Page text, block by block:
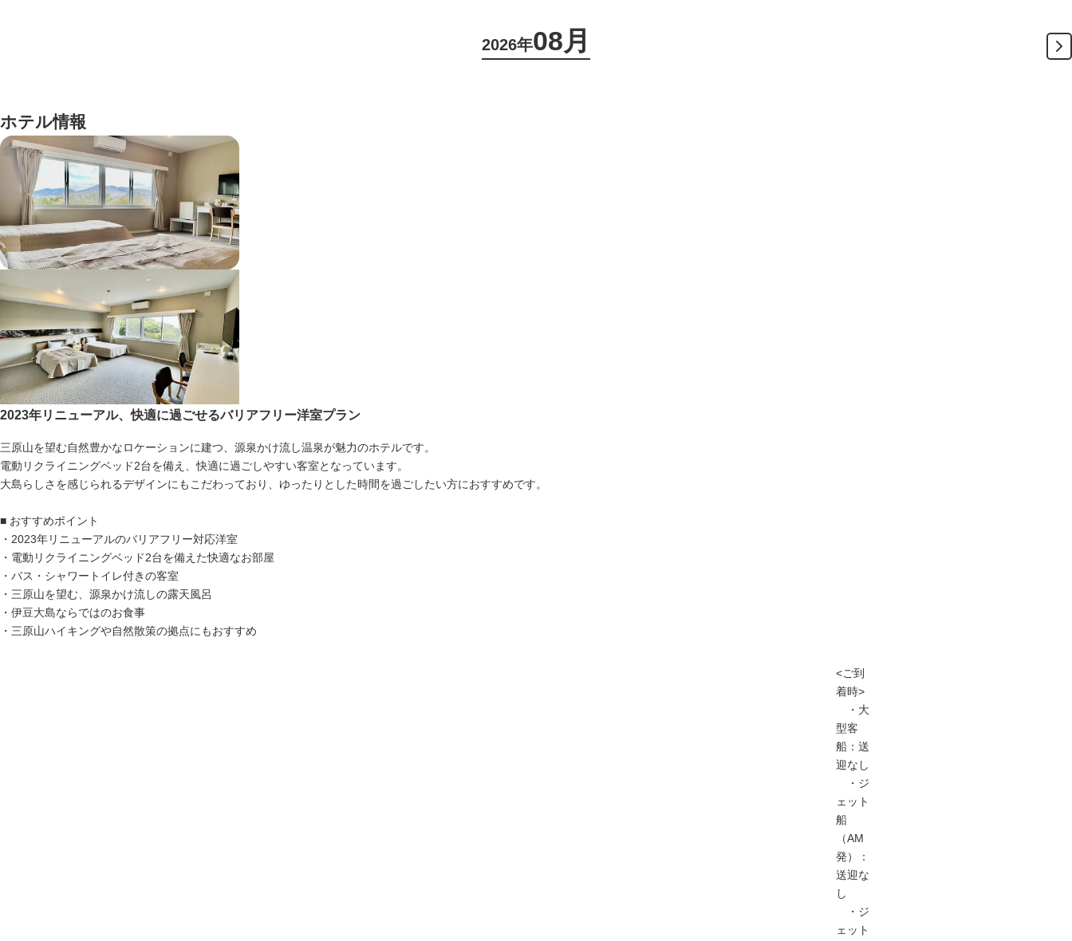
2026年08月
ホテル情報
2023年リニューアル、快適に過ごせるバリアフリー洋室プラン
三原山を望む自然豊かなロケーションに建つ、源泉かけ流し温泉が魅力のホテルです。
電動リクライニングベッド2台を備え、快適に過ごしやすい客室となっています。
大島らしさを感じられるデザインにもこだわっており、ゆったりとした時間を過ごしたい方におすすめです。
■ おすすめポイント
・2023年リニューアルのバリアフリー対応洋室
・電動リクライニングベッド2台を備えた快適なお部屋
・バス・シャワートイレ付きの客室
・三原山を望む、源泉かけ流しの露天風呂
・伊豆大島ならではのお食事
・三原山ハイキングや自然散策の拠点にもおすすめ
<ご到
着時>
・大
型客
船：送
迎なし
・ジ
ェット
船
（AM
発）：
送迎な
し
・ジ
ェット